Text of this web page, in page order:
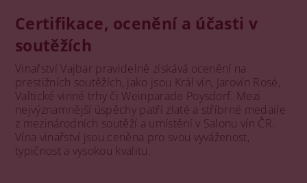
Certifikace, ocenění a účasti v
soutěžích
Vinařství Vajbar pravidelně získává ocenění na
prestižních soutěžích, jako jsou Král vín, Jarovín Rosé,
Valtické vinné trhy či Weinparade Poysdorf. Mezi
nejvýznamnější úspěchy patří zlaté a stříbrné medaile
z mezinárodních soutěží a umístění v Salonu vín ČR.
Vína vinařství jsou ceněna pro svou vyváženost,
typičnost a vysokou kvalitu.